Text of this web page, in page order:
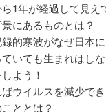
1年が経過して見え
にあるものとは？
的寒波がなぜ日本
いても生まれはしな
よう！
ウイルスを減少でき
ととは？